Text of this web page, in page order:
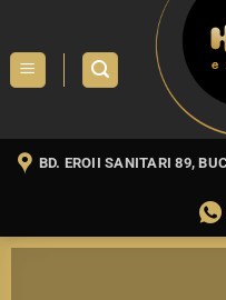
content
BD. EROII SANITARI 89,